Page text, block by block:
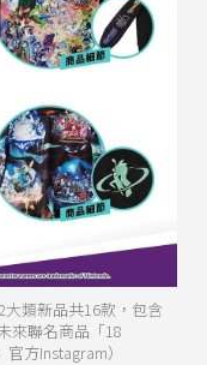
類新品共16款，包含
來聯名商品「18
方Instagram）